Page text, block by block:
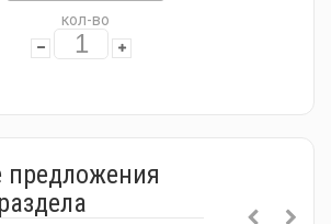
кол-во
предложения
раздела